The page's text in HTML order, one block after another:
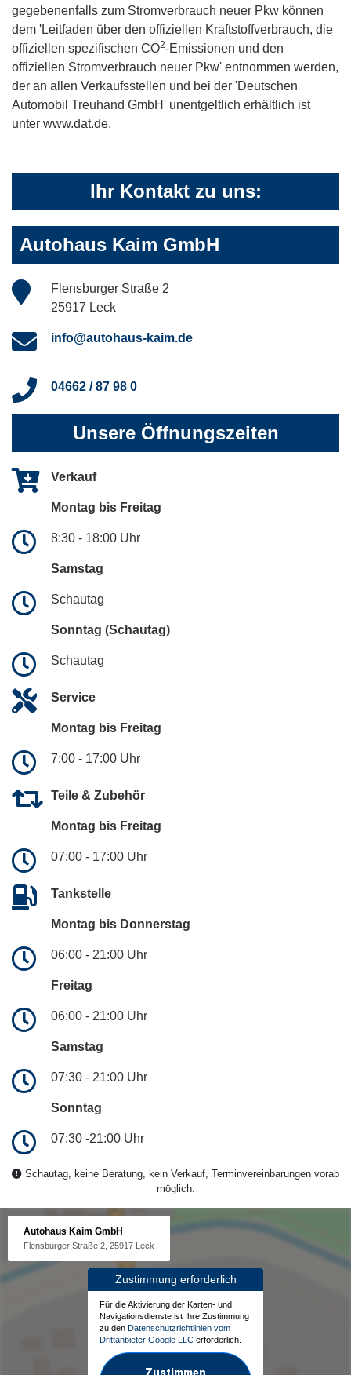
gegebenenfalls zum Stromverbrauch neuer Pkw können
dem 'Leitfaden über den offiziellen Kraftstoffverbrauch, die
offiziellen spezifischen CO2-Emissionen und den
offiziellen Stromverbrauch neuer Pkw' entnommen werden,
der an allen Verkaufsstellen und bei der 'Deutschen
Automobil Treuhand GmbH' unentgeltlich erhältlich ist
unter www.dat.de.
Ihr Kontakt zu uns:
Autohaus Kaim GmbH
Flensburger Straße 2
25917 Leck
info@autohaus-kaim.de
04662 / 87 98 0
Unsere Öffnungszeiten
Verkauf
Montag bis Freitag
8:30 - 18:00 Uhr
Samstag
Schautag
Sonntag (Schautag)
Schautag
Service
Montag bis Freitag
7:00 - 17:00 Uhr
Teile & Zubehör
Montag bis Freitag
07:00 - 17:00 Uhr
Tankstelle
Montag bis Donnerstag
06:00 - 21:00 Uhr
Freitag
06:00 - 21:00 Uhr
Samstag
07:30 - 21:00 Uhr
Sonntag
07:30 -21:00 Uhr
Schautag, keine Beratung, kein Verkauf, Terminvereinbarungen vorab
möglich.
Autohaus Kaim GmbH
Flensburger Straße 2, 25917 Leck
Zustimmung erforderlich
Für die Aktivierung der Karten- und
Navigationsdienste ist Ihre Zustimmung
zu den Datenschutzrichtlinien vom
Drittanbieter Google LLC erforderlich.
Zustimmen